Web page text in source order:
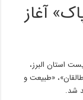
آغاز
استان البرز،
«طبیعت و
شد.